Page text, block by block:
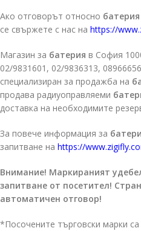
Ако отговорът относно батерия
се свържете с нас на https://
Магазин за батерия в София
02/9831601, 02/9836313,
специализиран за продажба на
продава радиуоправляеми
доставка на необходимите
За повече информация за
запитване на https://
Внимание! Маркираният
запитване от посетител!
автоматичен отговор!
*Посочените търговски марки